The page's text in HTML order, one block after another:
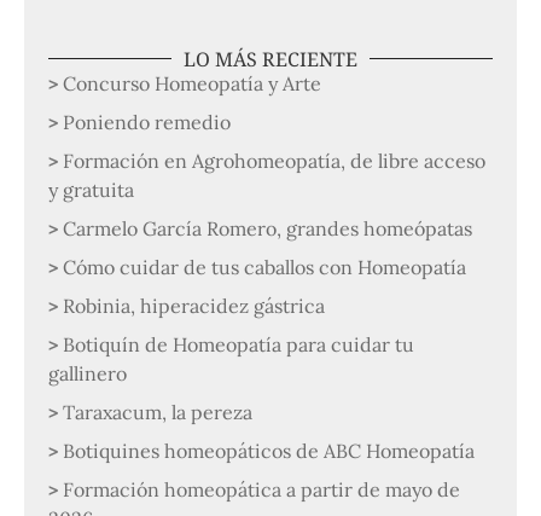
LO MÁS RECIENTE
Concurso Homeopatía y Arte
Poniendo remedio
Formación en Agrohomeopatía, de libre acceso
y gratuita
Carmelo García Romero, grandes homeópatas
Cómo cuidar de tus caballos con Homeopatía
Robinia, hiperacidez gástrica
Botiquín de Homeopatía para cuidar tu
gallinero
Taraxacum, la pereza
Botiquines homeopáticos de ABC Homeopatía
Formación homeopática a partir de mayo de